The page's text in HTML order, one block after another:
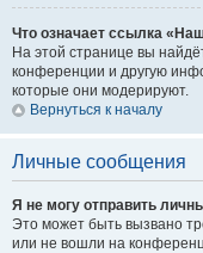
Что означает ссылка
На этой странице вы
конференции и другую
которые они модерируют.
Вернуться к началу
Личные сообщения
Я не могу отправить
Это может быть вызвано
или не вошли на